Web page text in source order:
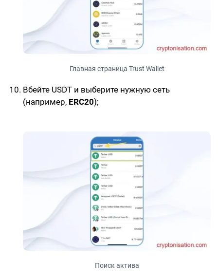
Главная страница Trust Wallet
Вбейте USDT и выберите нужную сеть
(например, ERC20);
Поиск актива